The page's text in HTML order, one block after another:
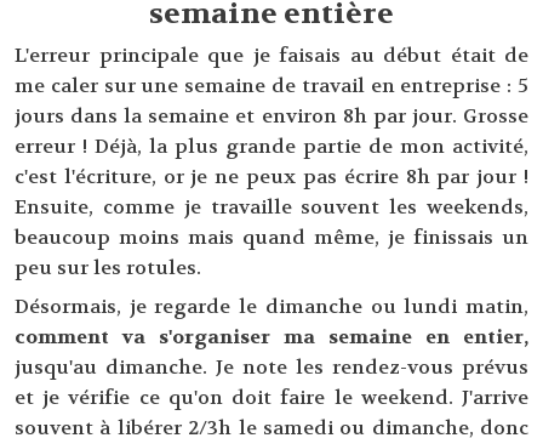
semaine entière
L'erreur principale que je faisais au début était de
me caler sur une semaine de travail en entreprise : 5
jours dans la semaine et environ 8h par jour. Grosse
erreur ! Déjà, la plus grande partie de mon activité,
c'est l'écriture, or je ne peux pas écrire 8h par jour !
Ensuite, comme je travaille souvent les weekends,
beaucoup moins mais quand même, je finissais un
peu sur les rotules.
Désormais, je regarde le dimanche ou lundi matin,
comment va s'organiser ma semaine en entier,
jusqu'au dimanche. Je note les rendez-vous prévus
et je vérifie ce qu'on doit faire le weekend. J'arrive
souvent à libérer 2/3h le samedi ou dimanche, donc